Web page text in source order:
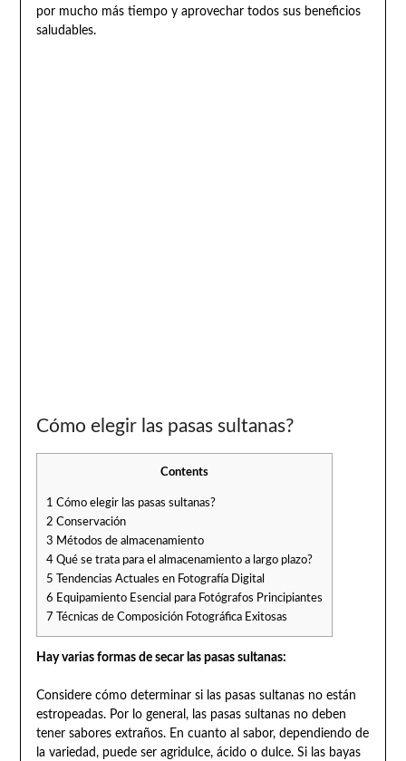
por mucho más tiempo y aprovechar todos sus beneficios
saludables.
Cómo elegir las pasas sultanas?
Contents
1 Cómo elegir las pasas sultanas?
2 Conservación
3 Métodos de almacenamiento
4Qué se trata para el almacenamiento a largo plazo?
5 Tendencias Actuales en Fotografía Digital
6 Equipamiento Esencial para Fotógrafos Principiantes
7 Técnicas de Composición Fotográfica Exitosas
Hay varias formas de secar las pasas sultanas:
Considere cómo determinar si las pasas sultanas no están
estropeadas. Por lo general, las pasas sultanas no deben
tener sabores extraños. En cuanto al sabor, dependiendo de
la variedad, puede ser agridulce, ácido o dulce. Si las bayas